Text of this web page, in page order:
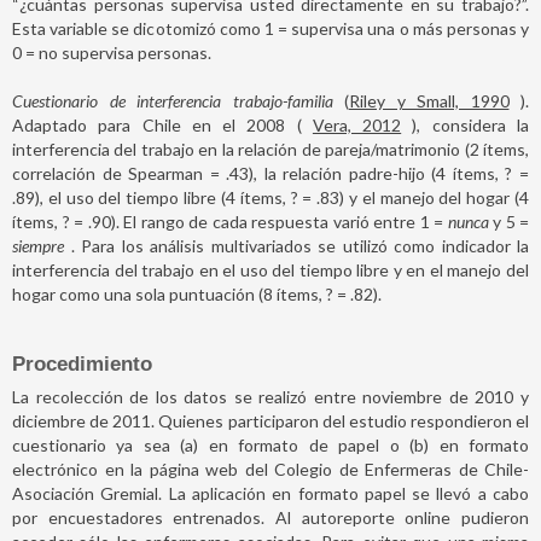
Esta variable se dicotomizó como 1 = supervisa una o más personas y
0 = no supervisa personas.
Cuestionario de interferencia trabajo-familia (Riley y Small, 1990).
Adaptado para Chile en el 2008 ( Vera, 2012 ), considera la
interferencia del trabajo en la relación de pareja/matrimonio (2 ítems,
correlación de Spearman = .43), la relación padre-hijo (4 ítems, ? =
.89), el uso del tiempo libre (4 ítems, ? = .83) y el manejo del hogar (4
ítems, ? = .90). El rango de cada respuesta varió entre 1 = nuncay 5 =
siempre . Para los análisis multivariados se utilizó como indicador la
interferencia del trabajo en el uso del tiempo libre y en el manejo del
hogar como una sola puntuación (8 ítems, ? = .82).
Procedimiento
La recolección de los datos se realizó entre noviembre de 2010 y
diciembre de 2011. Quienes participaron del estudio respondieron el
cuestionario ya sea (a) en formato de papel o (b) en formato
electrónico en la página web del Colegio de Enfermeras de Chile-
Asociación Gremial. La aplicación en formato papel se llevó a cabo
por encuestadores entrenados. Al autoreporte online pudieron